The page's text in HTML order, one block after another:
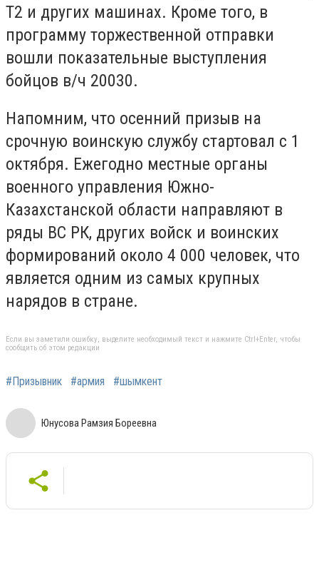
Т2 и других машинах. Кроме того, в
программу торжественной отправки
вошли показательные выступления
бойцов в/ч 20030.
Напомним, что осенний призыв на
срочную воинскую службу стартовал с 1
октября. Ежегодно местные органы
военного управления Южно-
Казахстанской области направляют в
ряды ВС РК, других войск и воинских
формирований около 4 000 человек, что
является одним из самых крупных
нарядов в стране.
Если вы заметили ошибку, выделите необходимый текст и нажмите Ctrl+Enter, чтобы
сообщить об этом редакции
#Призывник #армия #шымкент
Юнусова Рамзия Бореевна